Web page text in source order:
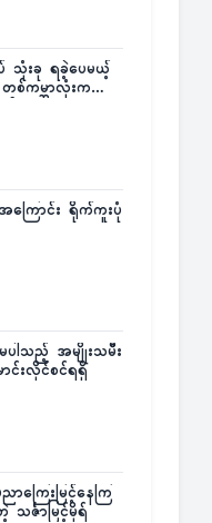
သုံးခု ရခဲ့ပေမယ့်
စ်ကမ္ဘာလုံးက
ကြောင်း ရိုက်ကူးပုံ
ပါသည့် အမျိုးသမီး
င်းလိုင်စင်ရရှိ
ကြေးမြင့်နေကြ
ဇာမြင့်မိုရ်